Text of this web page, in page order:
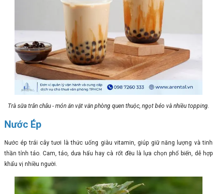
Trà sữa trân châu - món ăn vặt văn phòng quen thuộc, ngọt béo và nhiều topping.
Nước Ép
Nước ép trái cây tươi là thức uống giàu vitamin, giúp giữ năng lượng và tinh
thần tỉnh táo. Cam, táo, dưa hấu hay cà rốt đều là lựa chọn phổ biến, dễ hợp
khẩu vị nhiều người.